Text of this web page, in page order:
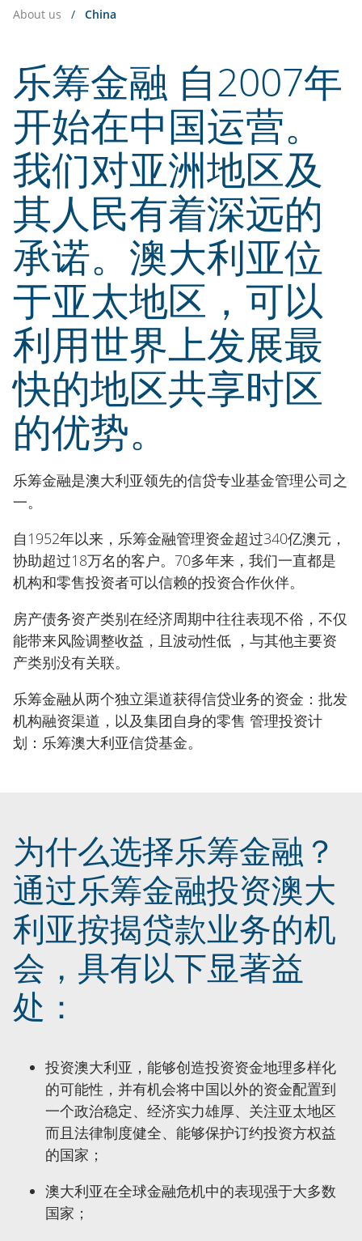
About us / China
乐筹金融 自2007年
开始在中国运营。
我们对亚洲地区及
其人民有着深远的
承诺。澳大利亚位
于亚太地区，可以
利用世界上发展最
快的地区共享时区
的优势。
乐筹金融是澳大利亚领先的信贷专业基金管理公司之
一。
自1952年以来，乐筹金融管理资金超过340亿澳元，
协助超过18万名的客户。70多年来，我们一直都是
机构和零售投资者可以信赖的投资合作伙伴。
房产债务资产类别在经济周期中往往表现不俗，不仅
能带来风险调整收益，且波动性低 ，与其他主要资
产类别没有关联。
乐筹金融从两个独立渠道获得信贷业务的资金：批发
机构融资渠道，以及集团自身的零售 管理投资计
划：乐筹澳大利亚信贷基金。
为什么选择乐筹金融？
通过乐筹金融投资澳大
利亚按揭贷款业务的机
会，具有以下显著益
处：
投资澳大利亚，能够创造投资资金地理多样化
的可能性，并有机会将中国以外的资金配置到
一个政治稳定、经济实力雄厚、关注亚太地区
而且法律制度健全、能够保护订约投资方权益
的国家；
澳大利亚在全球金融危机中的表现强于大多数
国家；